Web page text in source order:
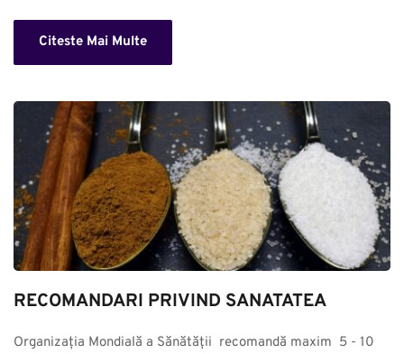
Citeste Mai Multe
RECOMANDARI PRIVIND SANATATEA
Organizația Mondială a Sănătății  recomandă maxim  5 - 10